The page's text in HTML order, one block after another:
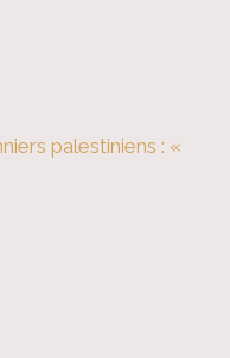
palestiniens : «